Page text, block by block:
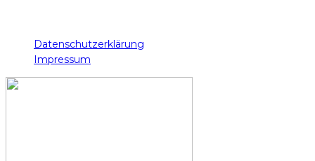
Datenschutzerklärung
Impressum